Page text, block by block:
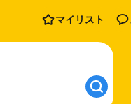
マイリスト